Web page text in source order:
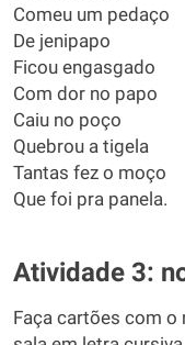
Comeu um pedaço
De jenipapo
Ficou engasgado
Com dor no papo
Caiu no poço
Quebrou a tigela
Tantas fez o moço
Que foi pra panela.
Atividade 3:
Faça cartões com o